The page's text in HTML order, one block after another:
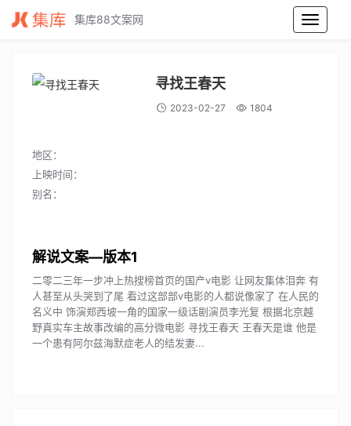
寻找王春天电影解说文案_寻找王春天电影解说词_寻找王春天电影解说稿
集库88文案网
寻找王春天
2023-02-27 1804
地区：
上映时间：
别名：
解说文案
二零二三年一步冲上热搜榜首页的国产v电影 让网友集体泪奔 有
人甚至从头哭到了尾 看过这部部v电影的人都说像家了 在人民的
名义中 饰演郑西坡一角的国家一级话剧演员李光复 根据北京越
野真实车主故事改编的高分微电影 寻找王春天 王春天是谁 他是
一个患有阿尔兹海默症老人的结发妻...